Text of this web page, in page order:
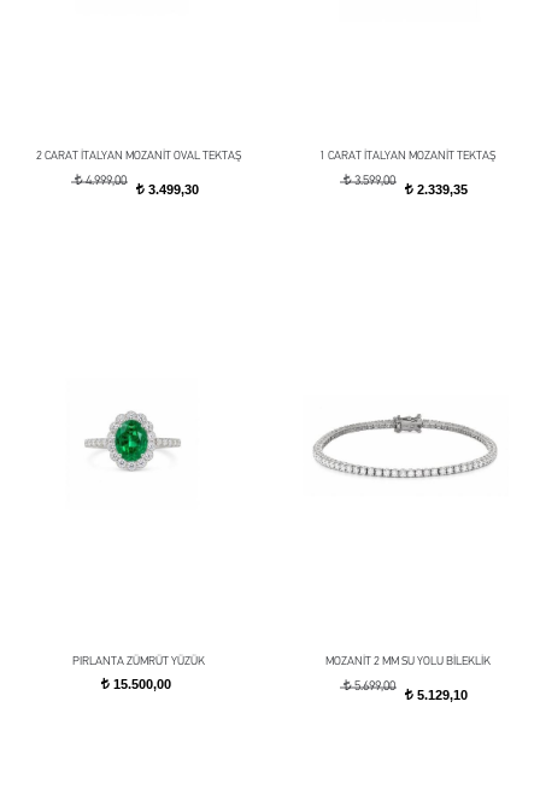
2 CARAT İTALYAN MOZANİT OVAL TEKTAŞ
t4.999,00
t3.499,30
1 CARAT İTALYAN MOZANİT TEKTAŞ
t3.599,00
t 2.339,35
PIRLANTA ZÜMRÜT YÜZÜK
t15.500,00
MOZANİT 2 MM SU YOLU BİLEKLİK
t5.699,00
t 5.129,10